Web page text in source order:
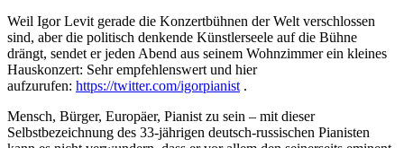
Weil Igor Levit gerade die Konzertbühnen der Welt verschlossen
sind, aber die politisch denkende Künstlerseele auf die Bühne
drängt, sendet er jeden Abend aus seinem Wohnzimmer ein kleines
Hauskonzert: Sehr empfehlenswert und hier
aufzurufen: https://twitter.com/igorpianist.
Mensch, Bürger, Europäer, Pianist zu sein – mit dieser
Selbstbezeichnung des 33-jährigen deutsch-russischen Pianisten